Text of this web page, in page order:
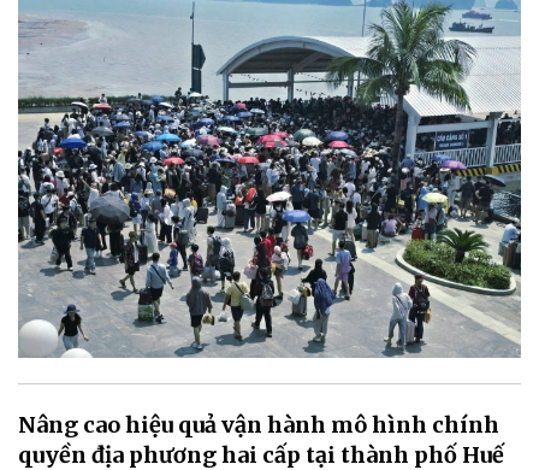
Nâng cao hiệu quả vận hành mô hình chính
quyền địa phương hai cấp tại thành phố Huế